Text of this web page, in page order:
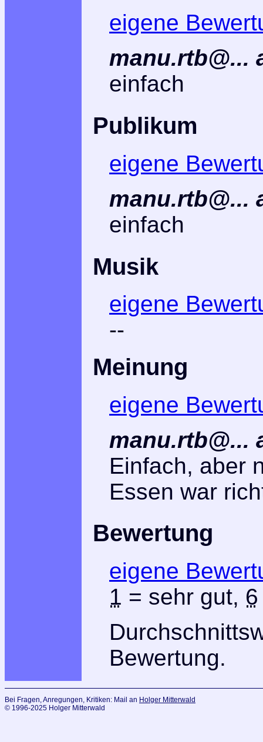
eigene
manu.rtb@...
einfach
Publikum
eigene
manu.rtb@...
einfach
Musik
eigene
--
Meinung
eigene
manu.rtb@...
Einfach, aber
Essen war
Bewertung
eigene
1 = sehr gut, 6
Bewertung.
Bei Fragen, Anregungen, Kritiken: Mail an Holger Mitterwald
© 1996-2025 Holger Mitterwald